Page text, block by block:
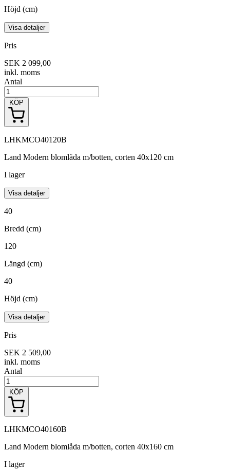
Höjd (cm)
Visa detaljer
Pris
SEK 2 099,00
inkl. moms
Antal
KÖP
LHKMCO40120B
Land Modern blomlåda m/botten, corten 40x120 cm
I lager
Visa detaljer
40
Bredd (cm)
120
Längd (cm)
40
Höjd (cm)
Visa detaljer
Pris
SEK 2 509,00
inkl. moms
Antal
KÖP
LHKMCO40160B
Land Modern blomlåda m/botten, corten 40x160 cm
I lager